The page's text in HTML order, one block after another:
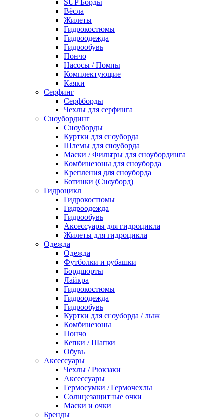
SUP Борды
Вёсла
Жилеты
Гидрокостюмы
Гидроодежда
Гидрообувь
Пончо
Насосы / Помпы
Комплектующие
Каяки
Серфинг
Серфборды
Чехлы для серфинга
Сноубординг
Сноуборды
Куртки для сноуборда
Шлемы для сноуборда
Маски / Фильтры для сноубординга
Комбинезоны для сноуборда
Крепления для сноуборда
Ботинки (Сноуборд)
Гидроцикл
Гидрокостюмы
Гидроодежда
Гидрообувь
Аксессуары для гидроцикла
Жилеты для гидроцикла
Одежда
Одежда
Футболки и рубашки
Бордшорты
Лайкра
Гидрокостюмы
Гидроодежда
Гидрообувь
Куртки для сноуборда / лыж
Комбинезоны
Пончо
Кепки / Шапки
Обувь
Аксессуары
Чехлы / Рюкзаки
Аксессуары
Гермосумки / Гермочехлы
Солнцезащитные очки
Маски и очки
Бренды